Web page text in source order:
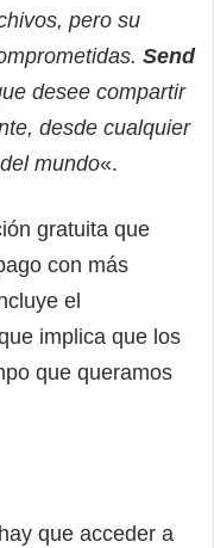
pero su
Send
desee compartir
desde cualquier
mundo«.
gratuita que
con más
el
implica que los
que queramos
que acceder a